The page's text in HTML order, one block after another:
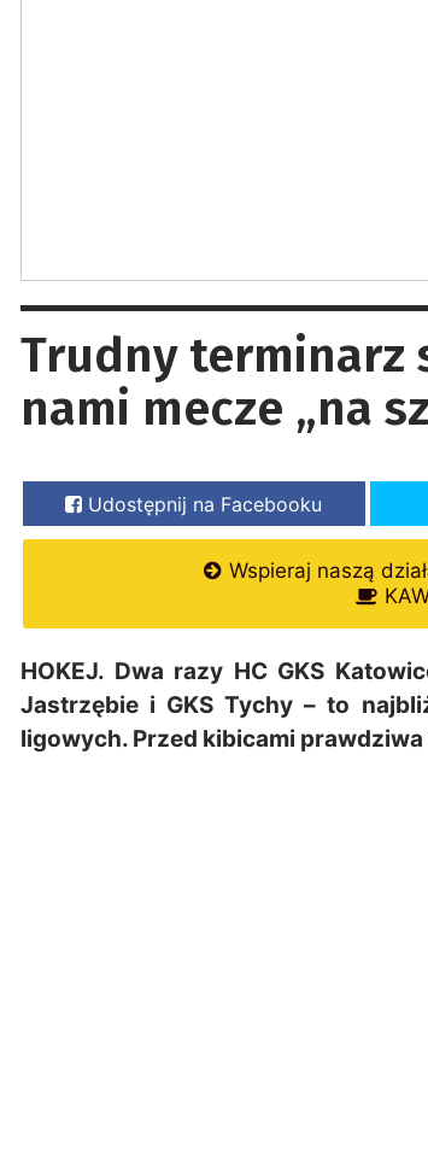
Trudny terminarz
nami mecze „na
Udostępnij na Facebooku
Wspieraj naszą
HOKEJ. Dwa razy HC GKS
Jastrzębie i GKS Tychy – to
ligowych. Przed kibicami